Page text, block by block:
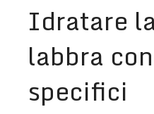
Idratare
labbra
specifici